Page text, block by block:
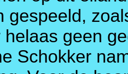
gespeeld,
helaas geen
Schokker